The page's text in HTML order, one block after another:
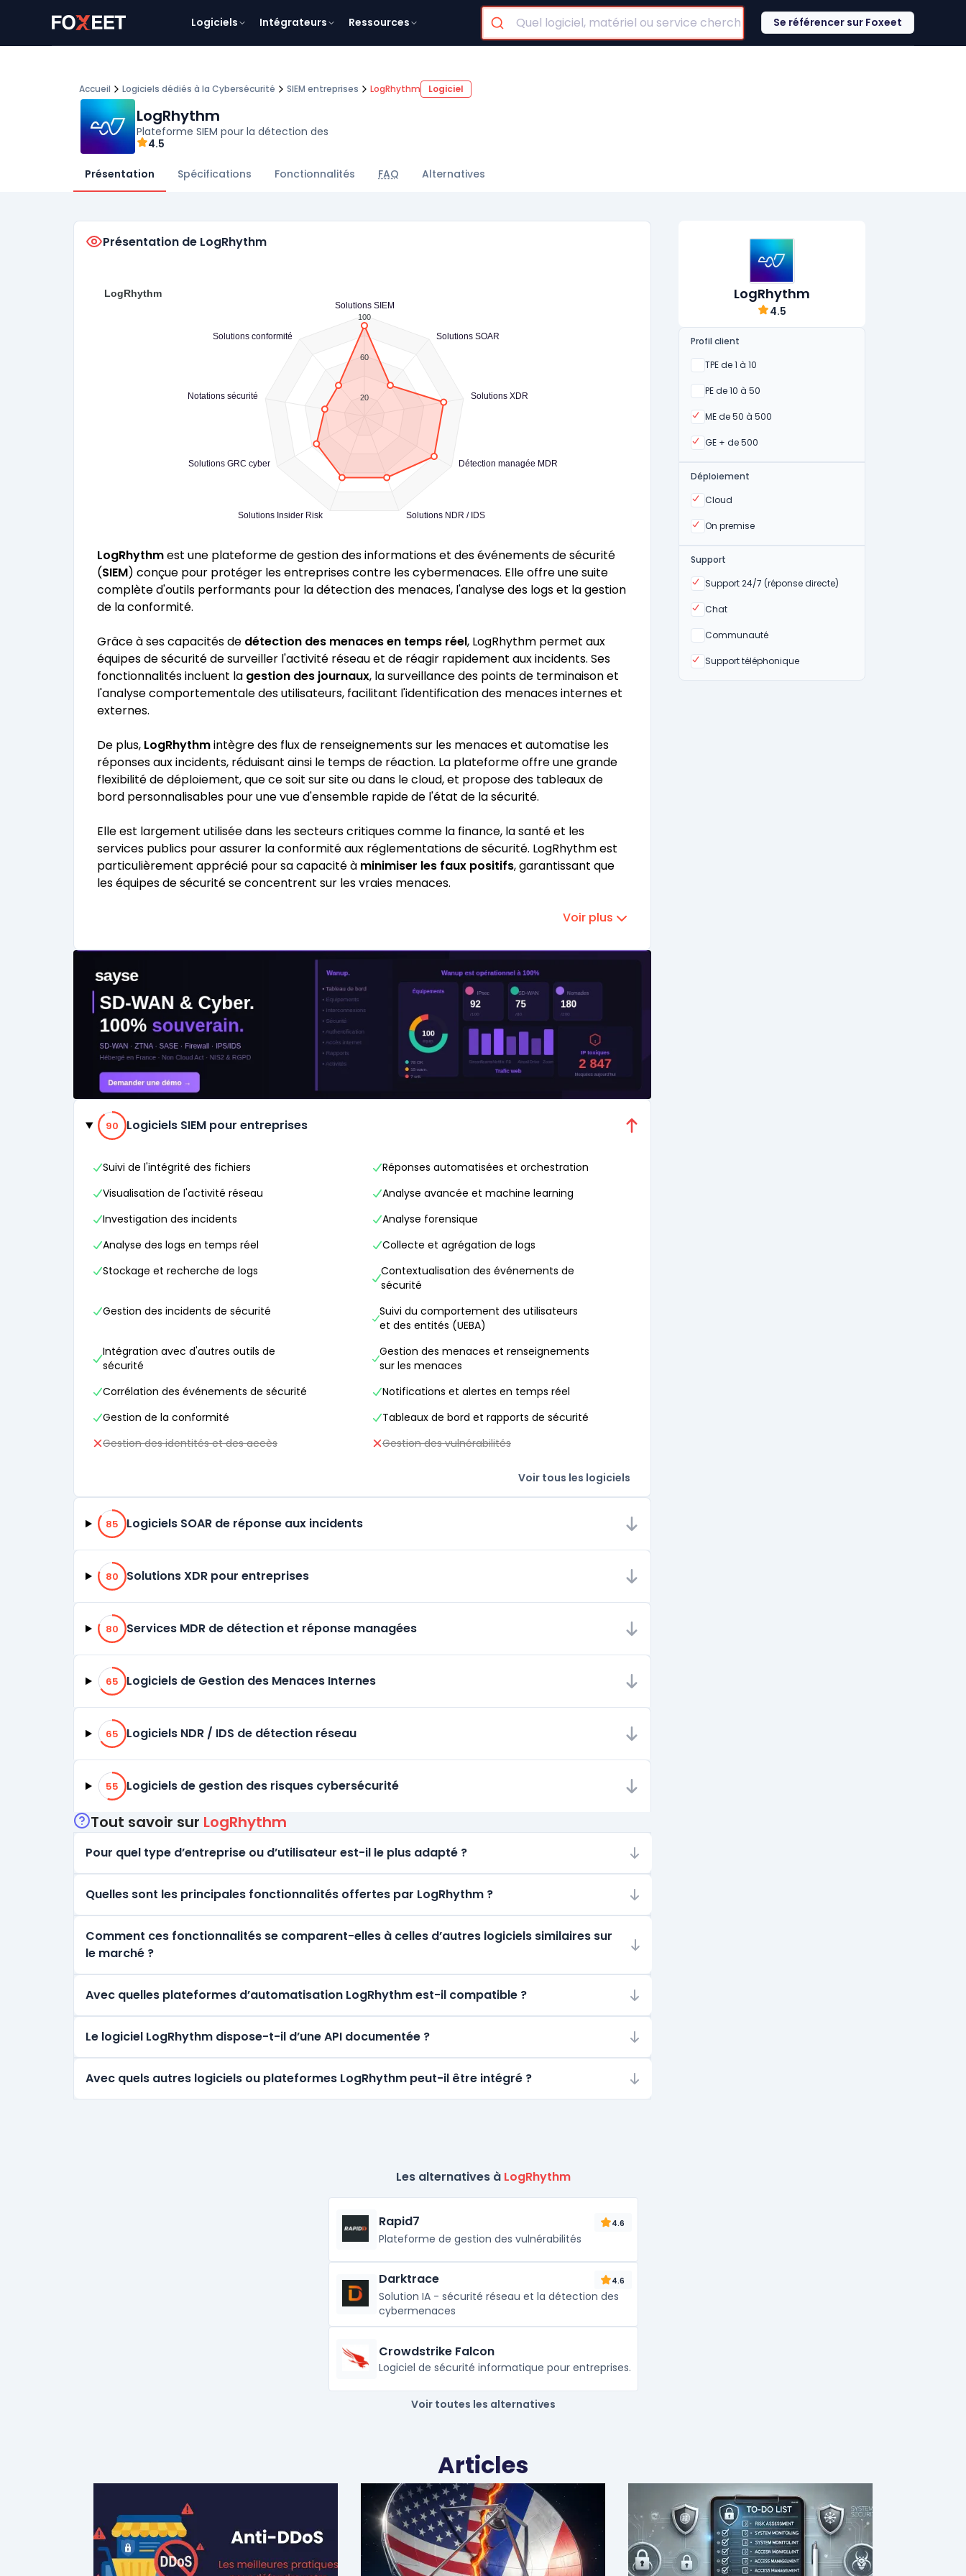
Logiciels Intégrateurs Ressources Se référencer sur Foxeet
Accueil Logiciels dédiés à la Cybersécurité SIEM entreprises LogRhythm Logiciel
LogRhythm
Plateforme SIEM pour la détection des
4.5
Présentation Spécifications Fonctionnalités FAQ Alternatives
LogRhythm
4.5
Profil client
TPE de 1 à 10
Oui
PE de 10 à 50
Oui
ME de 50 à 500
Oui
GE + de 500
Oui
Déploiement
Cloud
Oui
On premise
Oui
Support
Support 24/7 (réponse directe)
Oui
Chat
Oui
Communauté
Non
Support téléphonique
Oui
Présentation de LogRhythm
Solutions SIEM
Solutions SOAR
Solutions XDR
Détection managée MDR
Solutions NDR / IDS
Solutions Insider Risk
Solutions GRC cyber
Notations sécurité
Solutions conformité
100
60
20
LogRhythm
LogRhythmest une plateforme de gestion des informations et des événements de sécurité
(SIEM) conçue pour protéger les entreprises contre les cybermenaces. Elle offre une suite
complète d'outils performants pour la détection des menaces, l'analyse des logs et la gestion
de la conformité.
Grâce à ses capacités de détection des menaces en temps réel, LogRhythm permet aux
équipes de sécurité de surveiller l'activité réseau et de réagir rapidement aux incidents. Ses
fonctionnalités incluent la gestion des journaux, la surveillance des points de terminaison et
l'analyse comportementale des utilisateurs, facilitant l'identification des menaces internes et
externes.
De plus, LogRhythmintègre des flux de renseignements sur les menaces et automatise les
réponses aux incidents, réduisant ainsi le temps de réaction. La plateforme offre une grande
flexibilité de déploiement, que ce soit sur site ou dans le cloud, et propose des tableaux de
bord personnalisables pour une vue d'ensemble rapide de l'état de la sécurité.
Elle est largement utilisée dans les secteurs critiques comme la finance, la santé et les
services publics pour assurer la conformité aux réglementations de sécurité. LogRhythm est
particulièrement apprécié pour sa capacité à minimiser les faux positifs, garantissant que
les équipes de sécurité se concentrent sur les vraies menaces.
Voir plus
Catégories
90% de compatibilité
90 Logiciels SIEM pour entreprises
Suivi de l'intégrité des fichiers
Réponses automatisées et orchestration
Visualisation de l'activité réseau
Analyse avancée et machine learning
Investigation des incidents
Analyse forensique
Analyse des logs en temps réel
Collecte et agrégation de logs
Stockage et recherche de logs
Contextualisation des événements de
sécurité
Gestion des incidents de sécurité
Suivi du comportement des utilisateurs
et des entités (UEBA)
Intégration avec d'autres outils de
sécurité
Gestion des menaces et renseignements
sur les menaces
Corrélation des événements de sécurité
Notifications et alertes en temps réel
Gestion de la conformité
Tableaux de bord et rapports de sécurité
Gestion des identités et des accès
Gestion des vulnérabilités
Voir tous les logiciels
85% de compatibilité
85 Logiciels SOAR de réponse aux incidents
80% de compatibilité
80 Solutions XDR pour entreprises
80% de compatibilité
80 Services MDR de détection et réponse managées
65% de compatibilité
65 Logiciels de Gestion des Menaces Internes
65% de compatibilité
65 Logiciels NDR / IDS de détection réseau
55% de compatibilité
55 Logiciels de gestion des risques cybersécurité
Tout savoir sur LogRhythm
Pour quel type d’entreprise ou d’utilisateur est-il le plus adapté ?
Quelles sont les principales fonctionnalités offertes par LogRhythm ?
Comment ces fonctionnalités se comparent-elles à celles d’autres logiciels similaires sur
le marché ?
Avec quelles plateformes d’automatisation LogRhythm est-il compatible ?
Le logiciel LogRhythm dispose-t-il d’une API documentée ?
Avec quels autres logiciels ou plateformes LogRhythm peut-il être intégré ?
Les alternatives à LogRhythm
Rapid7 4.6
Plateforme de gestion des vulnérabilités
Darktrace 4.6
Solution IA - sécurité réseau et la détection des
cybermenaces
Crowdstrike Falcon
Logiciel de sécurité informatique pour entreprises.
Voir toutes les alternatives
Articles